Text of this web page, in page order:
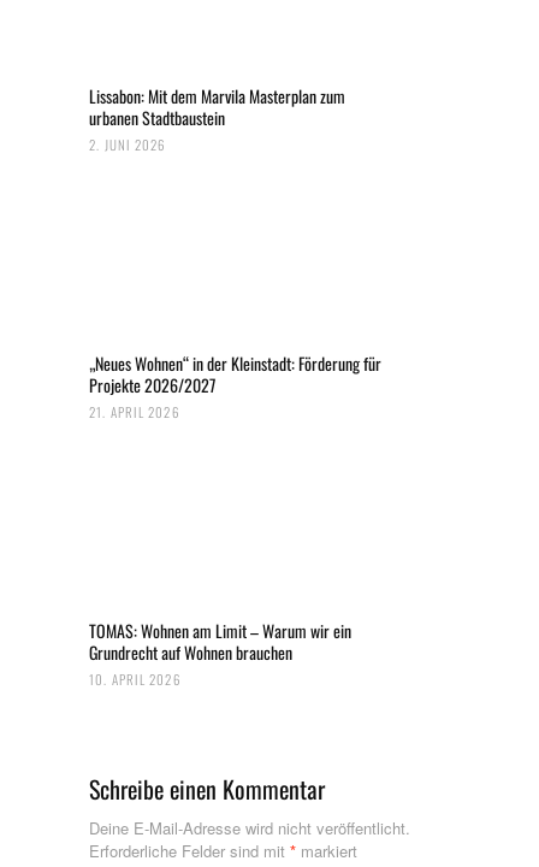
Lissabon: Mit dem Marvila Masterplan zum
urbanen Stadtbaustein
2. JUNI 2026
„Neues Wohnen“ in der Kleinstadt: Förderung für
Projekte 2026/2027
21. APRIL 2026
TOMAS: Wohnen am Limit – Warum wir ein
Grundrecht auf Wohnen brauchen
10. APRIL 2026
Schreibe einen Kommentar
Deine E-Mail-Adresse wird nicht veröffentlicht.
Erforderliche Felder sind mit * markiert